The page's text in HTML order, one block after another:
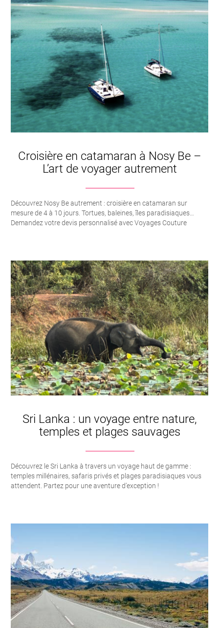
Croisière en catamaran à Nosy Be –
L’art de voyager autrement
Découvrez Nosy Be autrement : croisière en catamaran sur
mesure de 4 à 10 jours. Tortues, baleines, îles paradisiaques…
Demandez votre devis personnalisé avec Voyages Couture
Sri Lanka : un voyage entre nature,
temples et plages sauvages
Découvrez le Sri Lanka à travers un voyage haut de gamme :
temples millénaires, safaris privés et plages paradisiaques vous
attendent. Partez pour une aventure d’exception !